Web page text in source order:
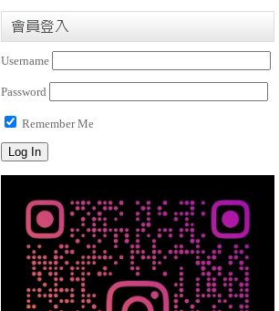
會員登入
Username
Password
Remember Me